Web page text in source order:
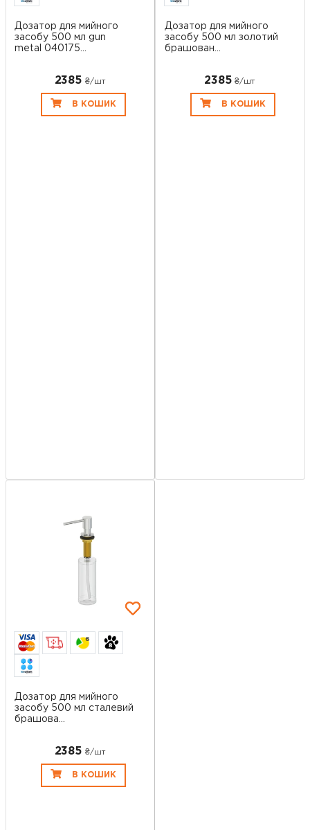
Дозатор для мийного
засобу 500 мл gun
metal 040175...
2385 ₴/шт
В КОШИК
Дозатор для мийного
засобу 500 мл золотий
брашован...
2385 ₴/шт
В КОШИК
6
Дозатор для мийного
засобу 500 мл сталевий
брашова...
2385 ₴/шт
В КОШИК